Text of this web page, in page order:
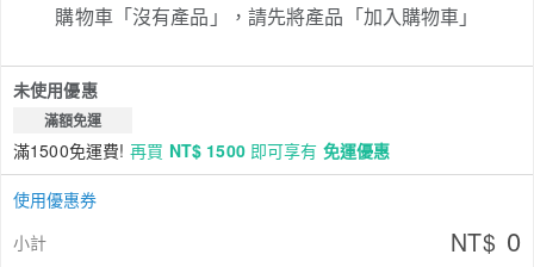
購物車「沒有產品」，請先將產品「加入購物車」
未使用優惠
滿額免運
滿1500免運費! 再買 NT$ 1500即可享有 免運優惠
使用優惠券
小計
NT$ 0